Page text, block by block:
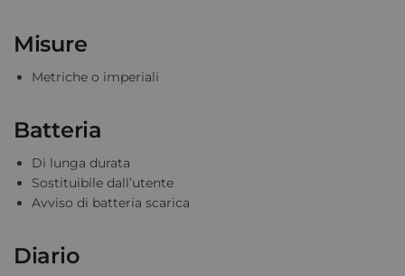
Misure
Metriche o imperiali
Batteria
Di lunga durata
Sostituibile dall’utente
Avviso di batteria scarica
Diario